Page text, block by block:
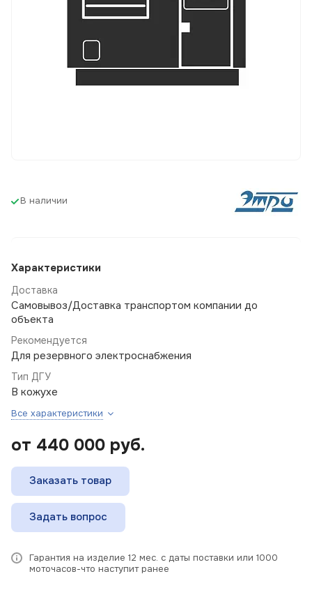
В наличии
Характеристики
Доставка
Самовывоз/Доставка транспортом компании до
объекта
Рекомендуется
Для резервного электроснабжения
Тип ДГУ
В кожухе
Все характеристики
от 440 000 руб.
Заказать товар
Задать вопрос
Гарантия на изделие 12 мес. с даты поставки или 1000
моточасов-что наступит ранее